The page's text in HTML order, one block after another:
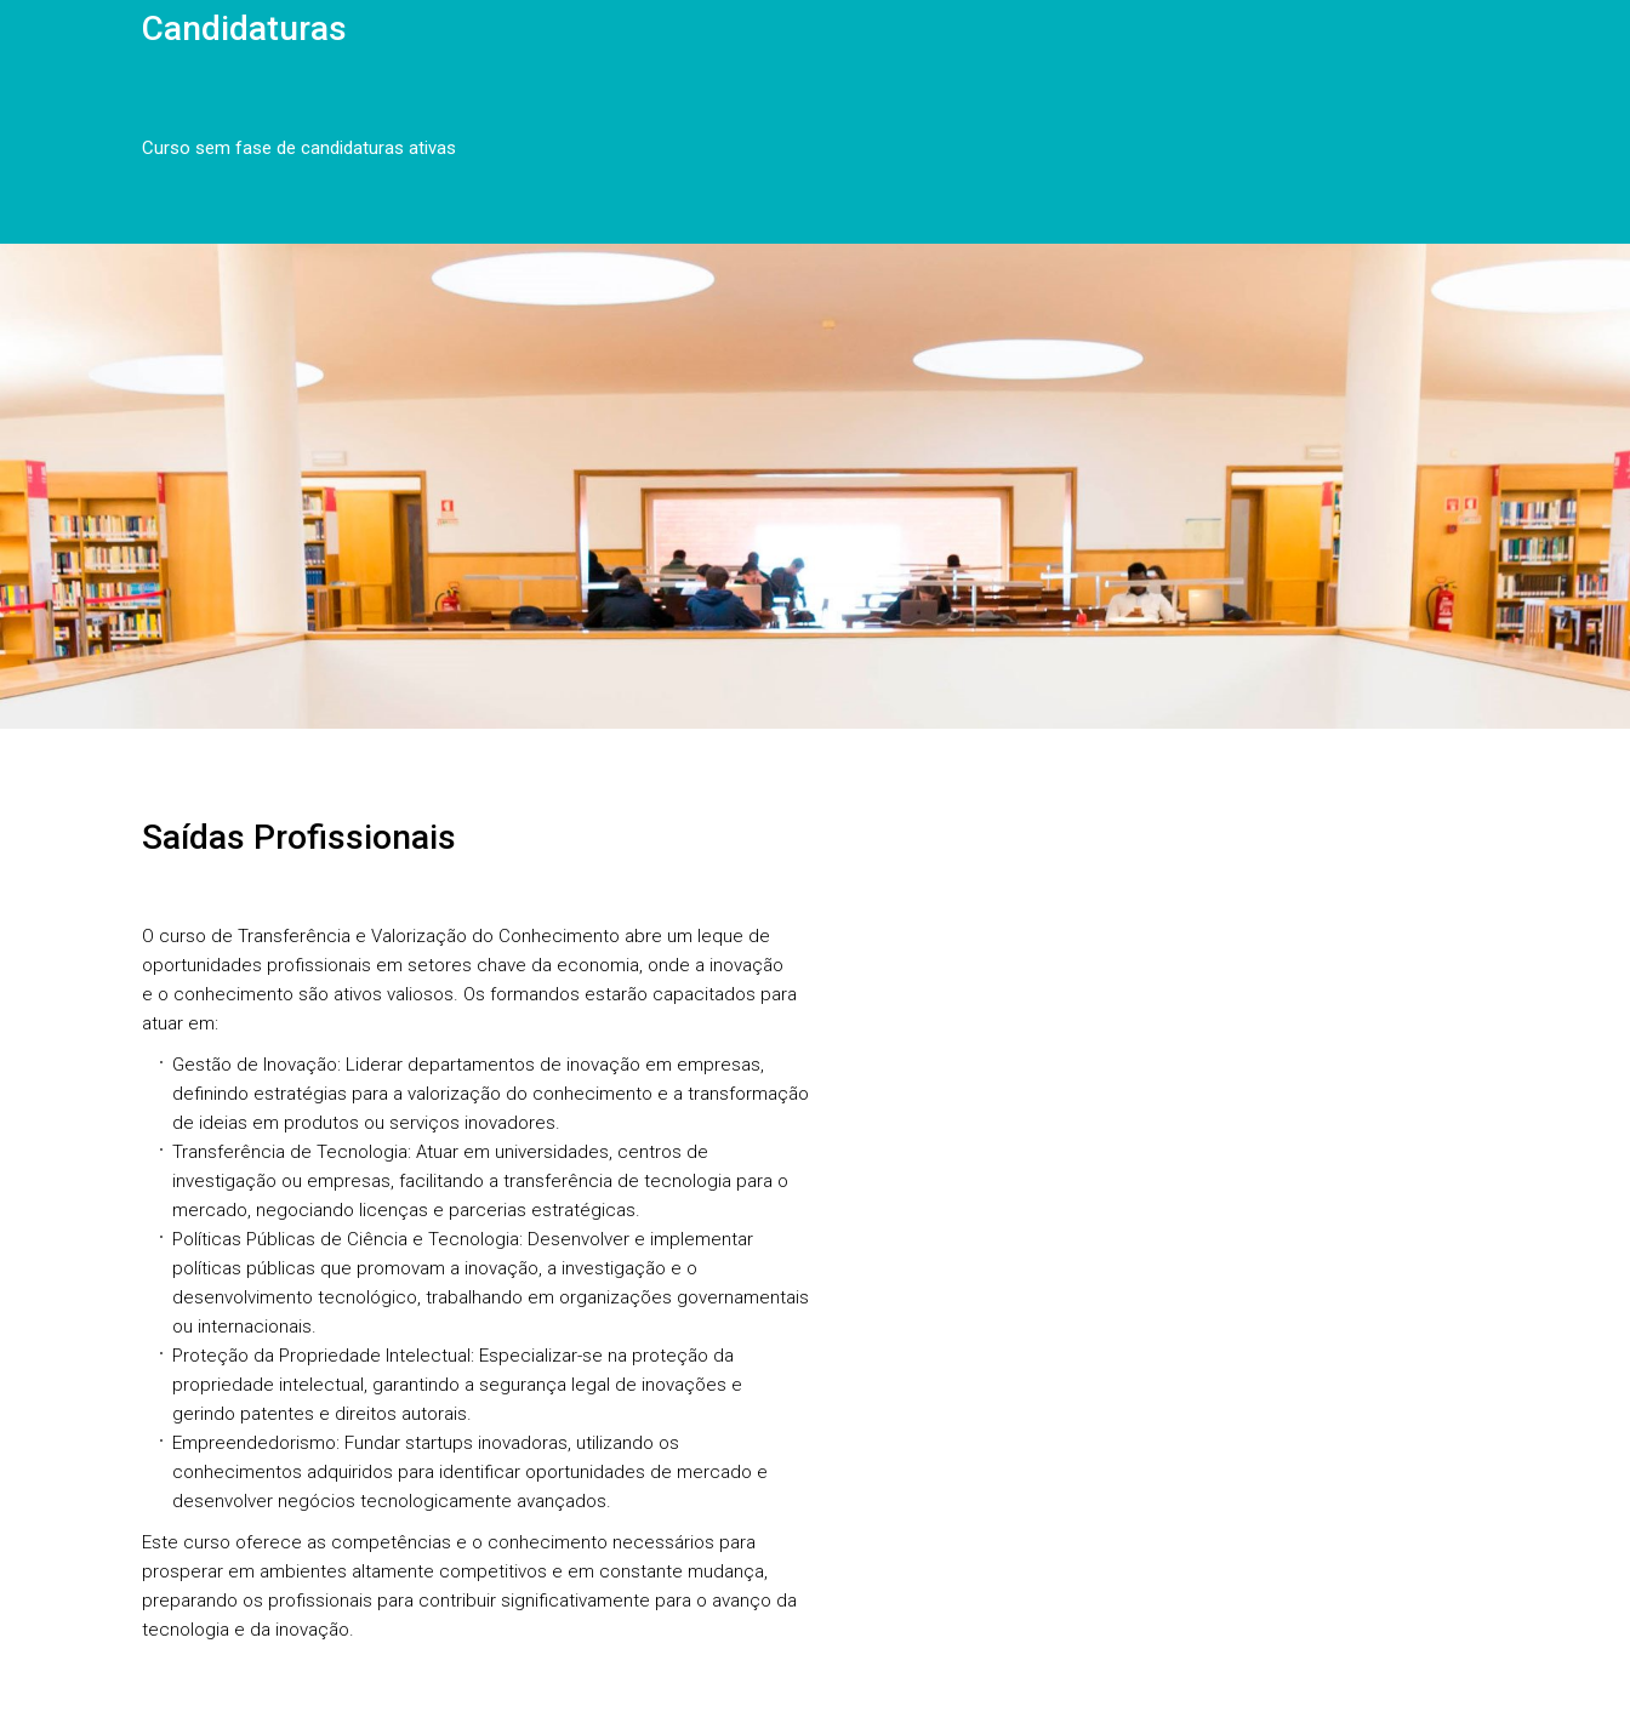
Candidaturas
Curso sem fase de candidaturas ativas
Saídas Profissionais
O curso de Transferência e Valorização do Conhecimento abre um leque de
oportunidades profissionais em setores chave da economia, onde a inovação
e o conhecimento são ativos valiosos. Os formandos estarão capacitados para
atuar em:
Gestão de Inovação: Liderar departamentos de inovação em empresas,
definindo estratégias para a valorização do conhecimento e a transformação
de ideias em produtos ou serviços inovadores.
Transferência de Tecnologia: Atuar em universidades, centros de
investigação ou empresas, facilitando a transferência de tecnologia para o
mercado, negociando licenças e parcerias estratégicas.
Políticas Públicas de Ciência e Tecnologia: Desenvolver e implementar
políticas públicas que promovam a inovação, a investigação e o
desenvolvimento tecnológico, trabalhando em organizações governamentais
ou internacionais.
Proteção da Propriedade Intelectual: Especializar-se na proteção da
propriedade intelectual, garantindo a segurança legal de inovações e
gerindo patentes e direitos autorais.
Empreendedorismo: Fundar startups inovadoras, utilizando os
conhecimentos adquiridos para identificar oportunidades de mercado e
desenvolver negócios tecnologicamente avançados.
Este curso oferece as competências e o conhecimento necessários para
prosperar em ambientes altamente competitivos e em constante mudança,
preparando os profissionais para contribuir significativamente para o avanço da
tecnologia e da inovação.